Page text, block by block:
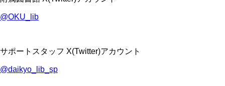
@OKU_lib
サポートスタッフ X(Twitter)アカウント
@daikyo_lib_sp